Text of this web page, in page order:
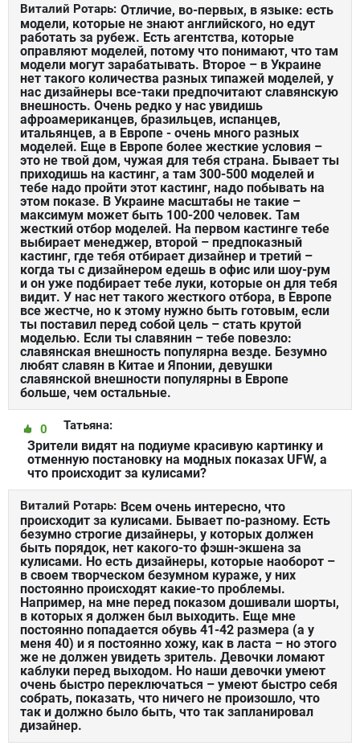
Виталий Ротарь: Отличие, во-первых, в языке: есть
модели, которые не знают английского, но едут
работать за рубеж. Есть агентства, которые
оправляют моделей, потому что понимают, что там
модели могут зарабатывать. Второе – в Украине
нет такого количества разных типажей моделей, у
нас дизайнеры все-таки предпочитают славянскую
внешность. Очень редко у нас увидишь
афроамериканцев, бразильцев, испанцев,
итальянцев, а в Европе - очень много разных
моделей. Еще в Европе более жесткие условия –
это не твой дом, чужая для тебя страна. Бывает ты
приходишь на кастинг, а там 300-500 моделей и
тебе надо пройти этот кастинг, надо побывать на
этом показе. В Украине масштабы не такие –
максимум может быть 100-200 человек. Там
жесткий отбор моделей. На первом кастинге тебе
выбирает менеджер, второй – предпоказный
кастинг, где тебя отбирает дизайнер и третий –
когда ты с дизайнером едешь в офис или шоу-рум
и он уже подбирает тебе луки, которые он для тебя
видит. У нас нет такого жесткого отбора, в Европе
все жестче, но к этому нужно быть готовым, если
ты поставил перед собой цель – стать крутой
моделью. Если ты славянин – тебе повезло:
славянская внешность популярна везде. Безумно
любят славян в Китае и Японии, девушки
славянской внешности популярны в Европе
больше, чем остальные. ​
Татьяна:
0
Зрители видят на подиуме красивую картинку и
отменную постановку на модных показах UFW, а
что происходит за кулисами?
Виталий Ротарь: Всем очень интересно, что
происходит за кулисами. Бывает по-разному. Есть
безумно строгие дизайнеры, у которых должен
быть порядок, нет какого-то фэшн-экшена за
кулисами. Но есть дизайнеры, которые наоборот –
в своем творческом безумном кураже, у них
постоянно происходят какие-то проблемы.
Например, на мне перед показом дошивали шорты,
в которых я должен был выходить. Еще мне
постоянно попадается обувь 41-42 размера (а у
меня 40) и я постоянно хожу, как в ласта – но этого
же не должен увидеть зритель. Девочки ломают
каблуки перед выходом. Но наши девочки умеют
очень быстро переключаться – умеют быстро себя
собрать, показать, что ничего не произошло, что
так и должно было быть, что так запланировал
дизайнер. ​